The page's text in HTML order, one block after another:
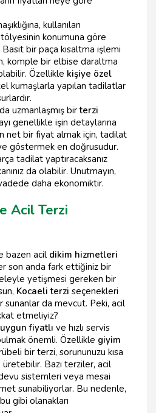
kullanılan
konumuna göre
bir paça kısaltma işlemi
komple bir elbise daraltma
Özellikle kişiye özel
kumaşlarla yapılan tadilatlar
uzmanlaşmış birterzi
genellikle işin detaylarına
net bir fiyat almak için, tadilat
göstermek en doğrusudur.
tadilat yaptıracaksanız
da olabilir. Unutmayın,
daha ekonomiktir.
Acil Terzi
bazen acil dikim hizmetleri
son anda fark ettiğiniz bir
yetişmesi gereken bir
Kocaeli terzi seçenekleri
sunanlar da mevcut. Peki, acil
etmeliyiz?
uygun fiyatlı ve hızlı servis
önemli. Özellikle giyim
bir terzi, sorununuzu kısa
Bazı terziler, acil
sistemleri veya mesai
sunabiliyorlar. Bu nedenle,
gibi olanakları